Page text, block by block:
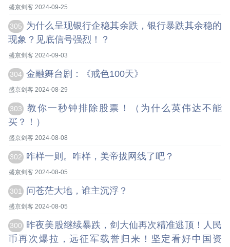
盛京剑客 2024-09-25
305
为什么呈现银行企稳其余跌，银行暴跌其余稳的
现象？见底信号强烈！？
盛京剑客 2024-09-03
304 金融舞台剧：《戒色100天》
盛京剑客 2024-08-29
303
教你一秒钟排除股票！（为什么英伟达不能
买？！）
盛京剑客 2024-08-08
302 咋样一则。咋样，美帝拔网线了吧？
盛京剑客 2024-08-05
301 问苍茫大地，谁主沉浮？
盛京剑客 2024-08-05
300
昨夜美股继续暴跌，剑大仙再次精准逃顶！人民
币再次爆拉，远征军载誉归来！坚定看好中国资